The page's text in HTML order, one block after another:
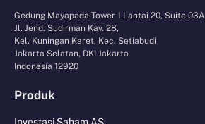
Gedung Mayapada Tower 1 Lantai 20, Suite 03A
Jl. Jend. Sudirman Kav. 28,
Kel. Kuningan Karet, Kec. Setiabudi
Jakarta Selatan, DKI Jakarta
Indonesia 12920
Produk